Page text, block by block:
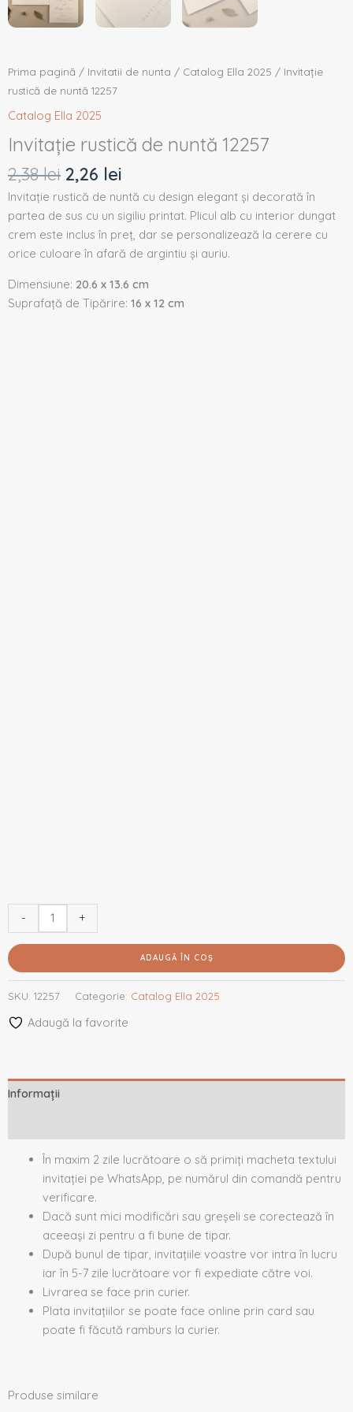
Prima pagină / Invitatii de nunta / Catalog Ella 2025 / Invitație
rustică de nuntă 12257
Catalog Ella 2025
Invitație rustică de nuntă 12257
2,38lei 2,26 lei
Invitație rustică de nuntă cu design elegant și decorată în
partea de sus cu un sigiliu printat. Plicul alb cu interior dungat
crem este inclus în preț, dar se personalizează la cerere cu
orice culoare în afară de argintiu și auriu.
Dimensiune: 20.6 x 13.6 cm
Suprafață de Tipărire: 16 x 12 cm
- +
ADAUGĂ ÎN COȘ
SKU: 12257 Categorie: Catalog Ella 2025
Adaugă la favorite
Informații
În maxim 2 zile lucrătoare o să primiți macheta textului
invitației pe WhatsApp, pe numărul din comandă pentru
verificare.
Dacă sunt mici modificări sau greșeli se corectează în
aceeași zi pentru a fi bune de tipar.
După bunul de tipar, invitațiile voastre vor intra în lucru
iar în 5-7 zile lucrătoare vor fi expediate către voi.
Livrarea se face prin curier.
Plata invitațiilor se poate face online prin card sau
poate fi făcută ramburs la curier.
Produse similare